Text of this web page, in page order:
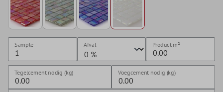
Sample Afval Productm²
Tegelcement nodig (kg) Voegcement nodig (kg)